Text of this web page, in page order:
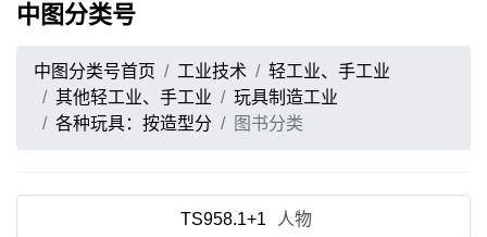
中图分类号
中图分类号首页 工业技术
轻工业、手工业
其他轻工业、手工业
玩具制造工业
各种玩具：按造型分
图书分类
TS958.1+1 人物